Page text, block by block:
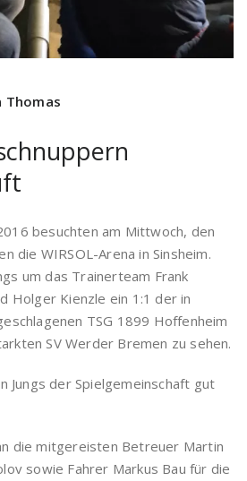
Thomas
besuchten am Mittwoch, den
die WIRSOL-Arena in Sinsheim.
um das Trainerteam Frank
Holger Kienzle ein 1:1 der in
TSG 1899 Hoffenheim
SV Werder Bremen zu sehen.
Jungs der Spielgemeinschaft gut
die mitgereisten Betreuer Martin
sowie Fahrer Markus Bau für die